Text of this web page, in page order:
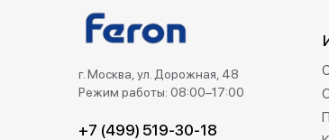
г. Москва, ул. Дорожная, 48
Режим работы: 08:00–17:00
+7 (499) 519-30-18